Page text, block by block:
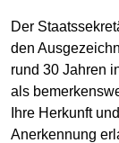
Der
den
rund 30 Jahren
als
Ihre Herkunft
Anerkennung